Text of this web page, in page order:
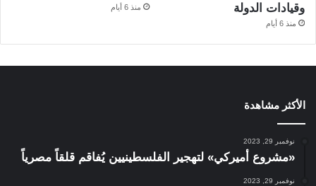
وقيادات الدولة
منذ 6 أيام
منذ 6 أيام
الأكثر مشاهدة
نوفمبر 29, 2023
«مشروع أميركي» لتهجير الفلسطينيين يُفاقم قلقاً مصرياً
نوفمبر 29, 2023